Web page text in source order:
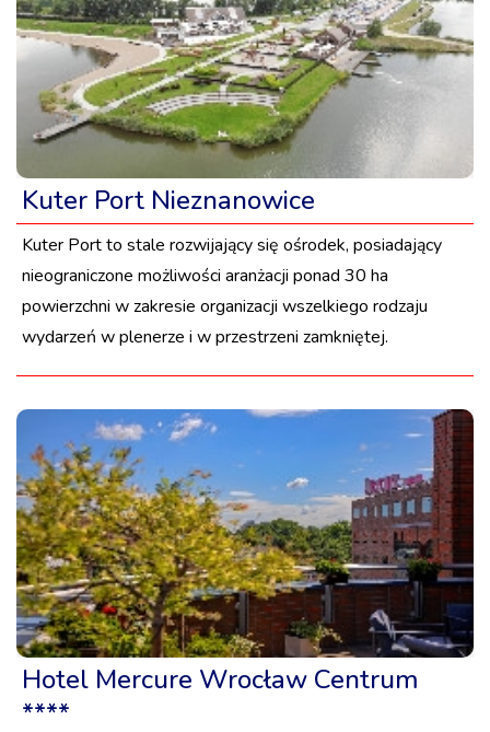
Kuter Port Nieznanowice
Kuter Port to stale rozwijający się ośrodek, posiadający
nieograniczone możliwości aranżacji ponad 30 ha
powierzchni w zakresie organizacji wszelkiego rodzaju
wydarzeń w plenerze i w przestrzeni zamkniętej.
Hotel Mercure Wrocław Centrum
****